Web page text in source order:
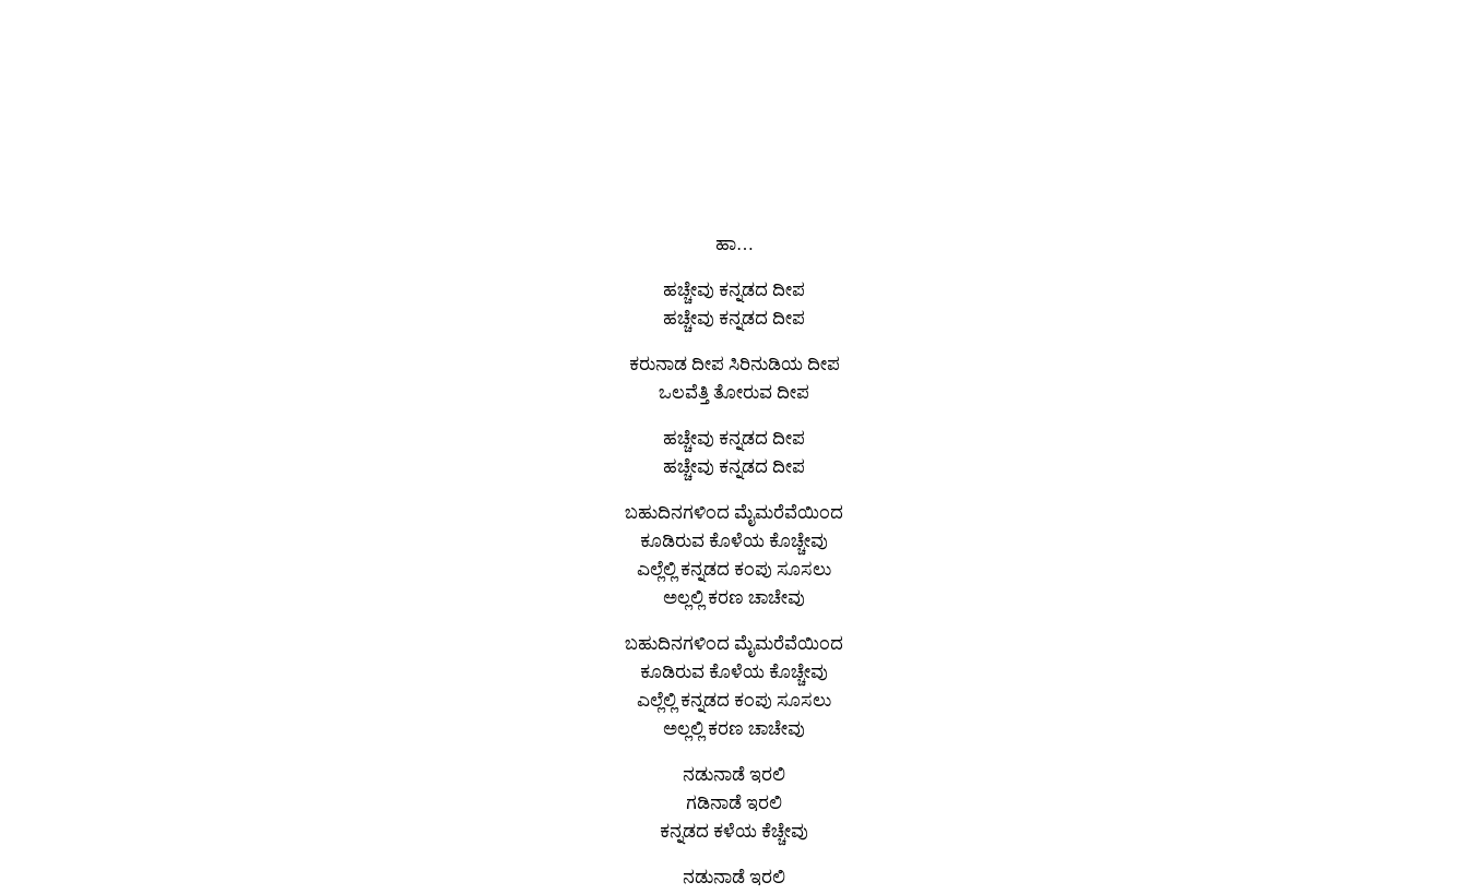
ಹಾ…
ಹಚ್ಚೇವು ಕನ್ನಡದ ದೀಪ
ಹಚ್ಚೇವು ಕನ್ನಡದ ದೀಪ
ಕರುನಾಡ ದೀಪ ಸಿರಿನುಡಿಯ ದೀಪ
ಒಲವೆತ್ತಿ ತೋರುವ ದೀಪ
ಹಚ್ಚೇವು ಕನ್ನಡದ ದೀಪ
ಹಚ್ಚೇವು ಕನ್ನಡದ ದೀಪ
ಬಹುದಿನಗಳಿಂದ ಮೈಮರೆವೆಯಿಂದ
ಕೂಡಿರುವ ಕೊಳೆಯ ಕೊಚ್ಚೇವು
ಎಲ್ಲೆಲ್ಲಿ ಕನ್ನಡದ ಕಂಪು ಸೂಸಲು
ಅಲ್ಲಲ್ಲಿ ಕರಣ ಚಾಚೇವು
ಬಹುದಿನಗಳಿಂದ ಮೈಮರೆವೆಯಿಂದ
ಕೂಡಿರುವ ಕೊಳೆಯ ಕೊಚ್ಚೇವು
ಎಲ್ಲೆಲ್ಲಿ ಕನ್ನಡದ ಕಂಪು ಸೂಸಲು
ಅಲ್ಲಲ್ಲಿ ಕರಣ ಚಾಚೇವು
ನಡುನಾಡೆ ಇರಲಿ
ಗಡಿನಾಡೆ ಇರಲಿ
ಕನ್ನಡದ ಕಳೆಯ ಕೆಚ್ಚೇವು
ನಡುನಾಡೆ ಇರಲಿ